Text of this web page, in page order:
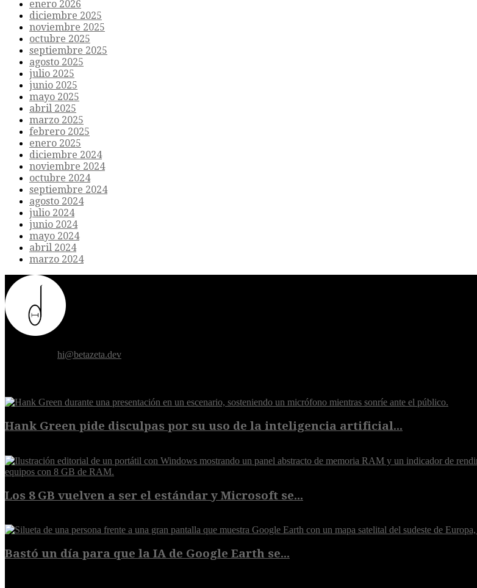
enero 2026
diciembre 2025
noviembre 2025
octubre 2025
septiembre 2025
agosto 2025
julio 2025
junio 2025
mayo 2025
abril 2025
marzo 2025
febrero 2025
enero 2025
diciembre 2024
noviembre 2024
octubre 2024
septiembre 2024
agosto 2024
julio 2024
junio 2024
mayo 2024
abril 2024
marzo 2024
hi@betazeta.dev
Hank Green pide disculpas por su uso de la inteligencia artificial...
Los 8 GB vuelven a ser el estándar y Microsoft se...
Bastó un día para que la IA de Google Earth se...